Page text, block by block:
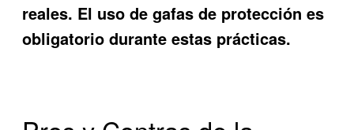
reales. El uso de gafas de protección es
obligatorio durante estas prácticas.